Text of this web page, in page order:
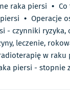
raka piersi •
• Operacje
- czynniki ryzyka,
leczenie,
w raku
piersi - stopnie